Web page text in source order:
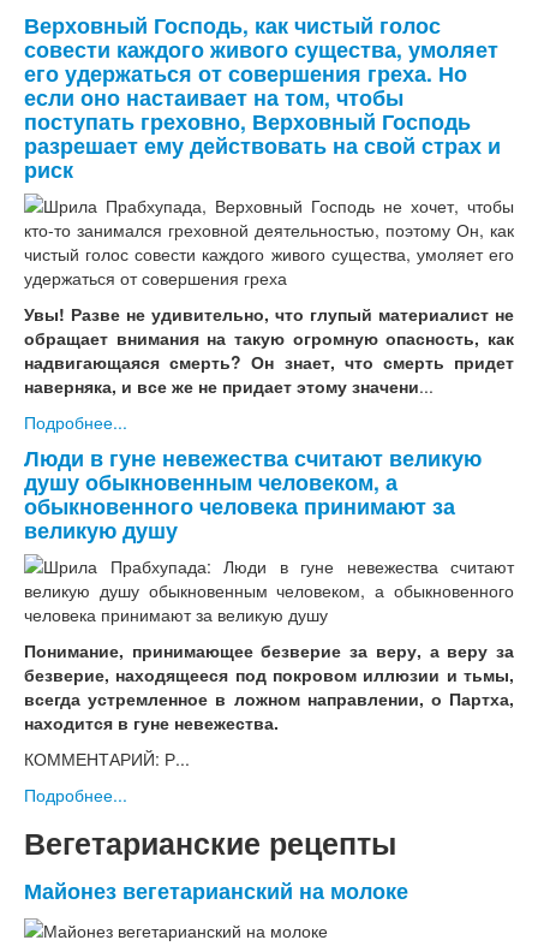
Верховный Господь, как чистый голос
совести каждого живого существа, умоляет
его удержаться от совершения греха. Но
если оно настаивает на том, чтобы
поступать греховно, Верховный Господь
разрешает ему действовать на свой страх и
риск
Увы! Разве не удивительно, что глупый материалист не
обращает внимания на такую огромную опасность, как
надвигающаяся смерть? Он знает, что смерть придет
наверняка, и все же не придает этому значени...
Подробнее...
Люди в гуне невежества считают великую
душу обыкновенным человеком, а
обыкновенного человека принимают за
великую душу
Понимание, принимающее безверие за веру, а веру за
безверие, находящееся под покровом иллюзии и тьмы,
всегда устремленное в ложном направлении, о Партха,
находится в гуне невежества.
КОММЕНТАРИЙ: Р...
Подробнее...
Вегетарианские рецепты
Майонез вегетарианский на молоке